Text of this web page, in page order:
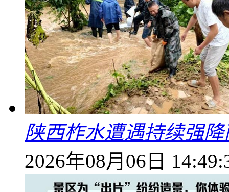
陕西柞水遭遇持续强
2026年08月06日